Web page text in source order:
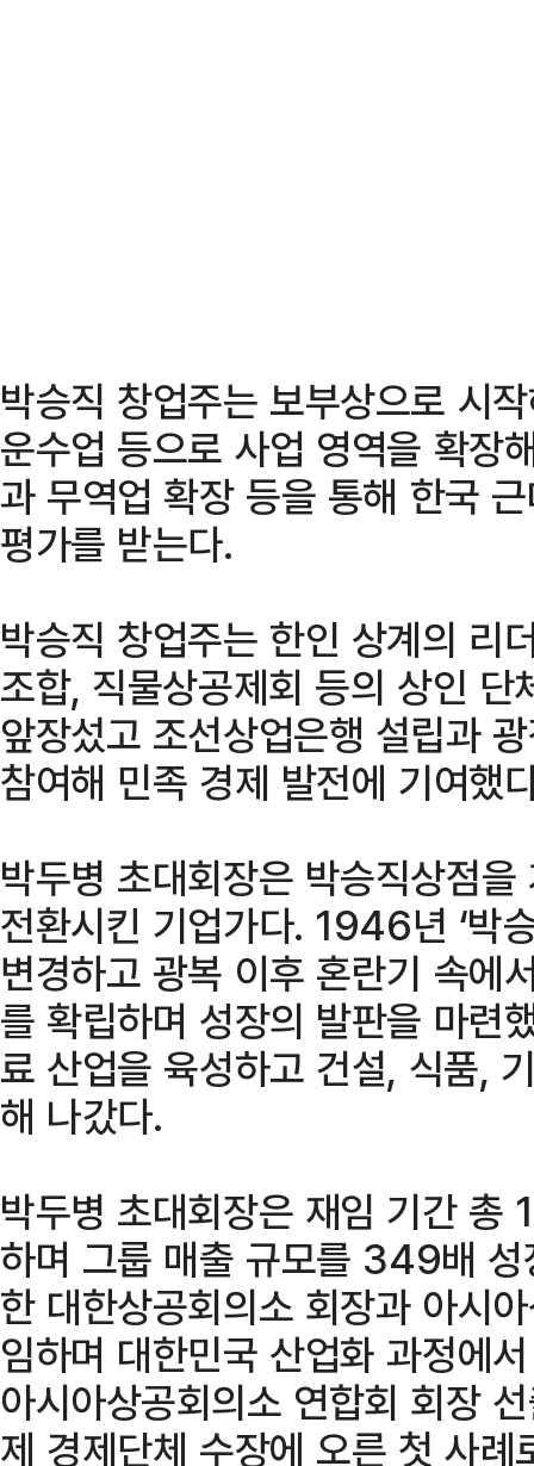
박승직 창업주는 보부상으로 시
운수업 등으로 사업 영역을 확장
과 무역업 확장 등을 통해 한국
평가를 받는다.
박승직 창업주는 한인 상계의 리
조합, 직물상공제회 등의 상인
앞장섰고 조선상업은행 설립과
참여해 민족 경제 발전에 기여했
박두병 초대회장은 박승직상점
전환시킨 기업가다. 1946년 ‘박
변경하고 광복 이후 혼란기 속에
를 확립하며 성장의 발판을 마련
료 산업을 육성하고 건설, 식품,
해 나갔다.
박두병 초대회장은 재임 기간 총
하며 그룹 매출 규모를 349배
한 대한상공회의소 회장과 아시
임하며 대한민국 산업화 과정에
아시아상공회의소 연합회 회장
제 경제단체 수장에 오른 첫 사